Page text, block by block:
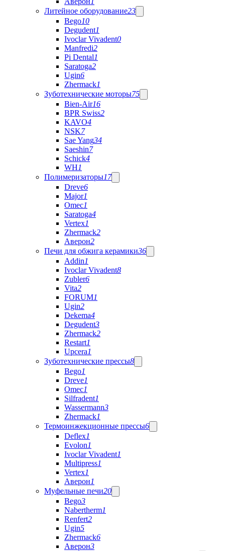
Литейное оборудование23
Bego10
Degudent1
Ivoclar Vivadent0
Manfredi2
Pi Dental1
Saratoga2
Ugin6
Zhermack1
Зуботехнические моторы75
Bien-Air16
BPR Swiss2
KAVO4
NSK7
Sae Yang34
Saeshin7
Schick4
WH1
Полимеризаторы17
Dreve6
Major1
Omec1
Saratoga4
Vertex1
Zhermack2
Аверон2
Печи для обжига керамики36
Addin1
Ivoclar Vivadent8
Zubler6
Vita2
FORUM1
Ugin2
Dekema4
Degudent3
Zhermack2
Restart1
Upcera1
Зуботехнические прессы8
Bego1
Dreve1
Omec1
Silfradent1
Wassermann3
Zhermack1
Термоинжекционные прессы6
Deflex1
Evolon1
Ivoclar Vivadent1
Multipress1
Vertex1
Аверон1
Муфельные печи20
Bego3
Nabertherm1
Renfert2
Ugin5
Zhermack6
Аверон3